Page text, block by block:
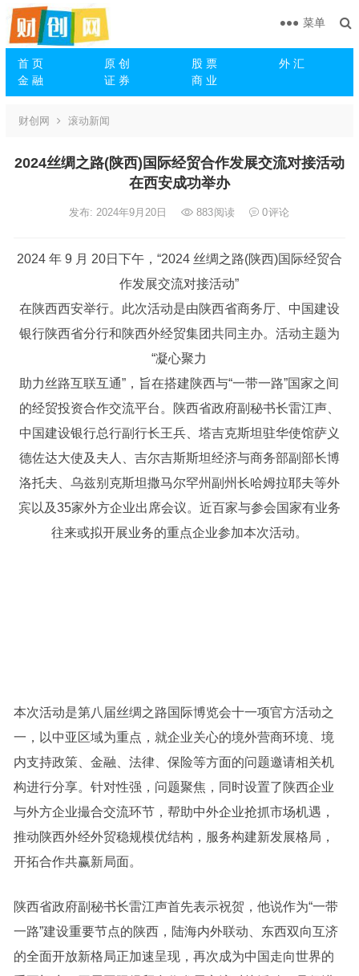
首 页 原 创 股 票
外 汇
金 融
证 券 商 业
菜单
财创网 滚动新闻
2024丝绸之路(陕西)国际经贸合作发展交流对接活动
在西安成功举办
发布: 2024年9月20日 883阅读 0评论
2024 年 9 月 20日下午，“2024 丝绸之路(陕西)国际经贸合
作发展交流对接活动”
在陕西西安举行。此次活动是由陕西省商务厅、中国建设
银行陕西省分行和陕西外经贸集团共同主办。活动主题为
“凝心聚力
助力丝路互联互通”，旨在搭建陕西与“一带一路”国家之间
的经贸投资合作交流平台。陕西省政府副秘书长雷江声、
中国建设银行总行副行长王兵、塔吉克斯坦驻华使馆萨义
德佐达大使及夫人、吉尔吉斯斯坦经济与商务部副部长博
洛托夫、乌兹别克斯坦撒马尔罕州副州长哈姆拉耶夫等外
宾以及35家外方企业出席会议。近百家与参会国家有业务
往来或拟开展业务的重点企业参加本次活动。
本次活动是第八届丝绸之路国际博览会十一项官方活动之
一，以中亚区域为重点，就企业关心的境外营商环境、境
内支持政策、金融、法律、保险等方面的问题邀请相关机
构进行分享。针对性强，问题聚焦，同时设置了陕西企业
与外方企业撮合交流环节，帮助中外企业抢抓市场机遇，
推动陕西外经外贸稳规模优结构，服务构建新发展格局，
开拓合作共赢新局面。
陕西省政府副秘书长雷江声首先表示祝贺，他说作为“一带
一路”建设重要节点的陕西，陆海内外联动、东西双向互济
的全面开放新格局正加速呈现，再次成为中国走向世界的